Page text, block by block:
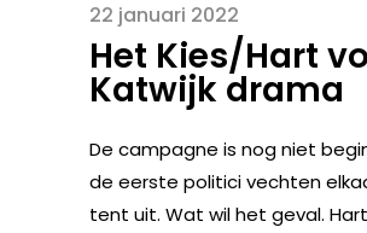
22 januari 2022
Het Kies/Hart
Katwijk drama
De campagne is nog niet
de eerste politici vechten
tent uit. Wat wil het geval.